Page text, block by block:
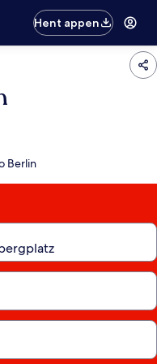
Hent appen
Berlin